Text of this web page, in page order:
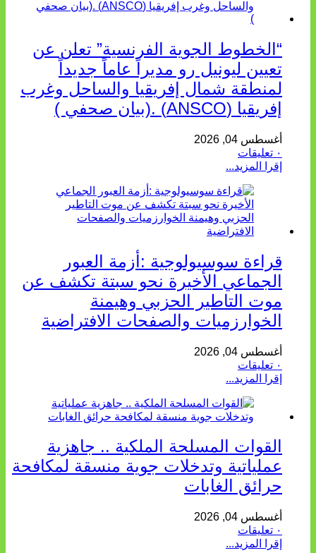
“الخطوط الجوية الفرنسية” تعلن عن
تعيين ليونيل رو مديراً عاماً جديداً
لمنطقة شمال إفريقيا والساحل وغرب
إفريقيا (ANSCO) .(بيان صحفي )
أغسطس 04, 2026
إقرا المزيد...
قراءة سوسيولوجية :أزمة العبور
الجماعي الأخيرة نحو سبتة تكشف عن
موت التاطير الحزبي وهيمنة
الخوارزميات والصفحات الافتراضية
أغسطس 04, 2026
إقرا المزيد...
القوات المسلحة الملكية .. جاهزية
عملياتية وتدخلات جوية منسقة لمكافحة
حرائق الغابات
أغسطس 04, 2026
إقرا المزيد...